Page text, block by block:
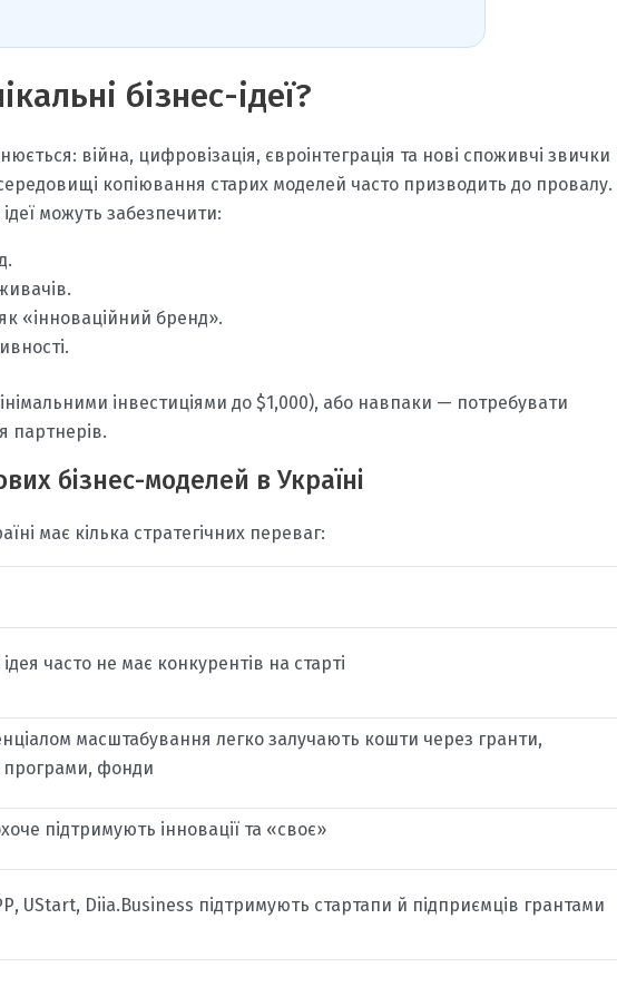
бізнес-ідеї?
війна, цифровізація, євроінтеграція та нові споживчі звички
копіювання старих моделей часто призводить до провалу.
можуть забезпечити:
«інноваційний бренд».
інвестиціями до $1,000), або навпаки — потребувати
партнерів.
бізнес-моделей в Україні
має кілька стратегічних переваг:
часто не має конкурентів на старті
масштабування легко залучають кошти через гранти,
програми, фонди
підтримують інновації та «своє»
UStart, Diia.Business підтримують стартапи й підприємців грантами